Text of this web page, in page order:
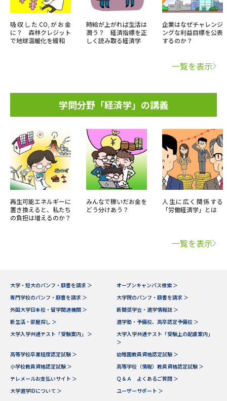
吸収したCO₂がお金
に？ 森林クレジット
で地球温暖化を緩和
時給が上がれば生活は
潤う？ 経済指標を正
しく読み取る経済学
企業はなぜチャレンジ
ングな利益目標を公表
するのか？
一覧を表示
学問分野「経済学」の講義
再生可能エネルギーに
置き換えると、私たち
の負担は増えるのか？
みんなで稼いだお金を
どう分けあう？
人生に広く関係する
「労働経済学」とは
一覧を表示
大学・短大のパンフ・願書を請求 ＞
オープンキャンパス検索 ＞
専門学校のパンフ・願書を請求 ＞
大学院のパンフ・願書を請求 ＞
外国大学日本校・留学関連機関 ＞
新聞奨学会・進学情報誌 ＞
新生活・部屋探し ＞
進学塾・予備校、高卒認定予備校 ＞
大学入学共通テスト「受験案内」 ＞
大学入学共通テスト「受験上の配慮案内」
＞
高等学校卒業程度認定試験 ＞
幼稚園教員資格認定試験 ＞
小学校教員資格認定試験 ＞
高等学校（情報）教員資格認定試験 ＞
テレメールお支払いサイト ＞
Ｑ＆Ａ よくあるご質問 ＞
大学進学IDについて ＞
ユーザーサポート ＞